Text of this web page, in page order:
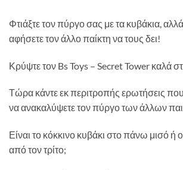
Φτιάξτε τον πύργο σας με τα κυβάκια,
αφήσετε τον άλλο παίκτη να τους δει!
Κρύψτε τον Bs Toys – Secret Tower καλά
Τώρα κάντε εκ περιτροπής ερωτήσεις
να ανακαλύψετε τον πύργο των άλλων
Είναι το κόκκινο κυβάκι στο πάνω μισό ή
από τον τρίτο;